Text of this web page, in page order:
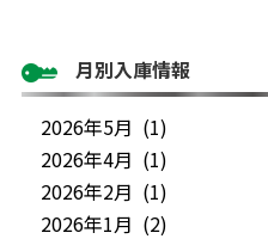
月別入庫情報
2026年5月 (1)
2026年4月 (1)
2026年2月 (1)
2026年1月 (2)